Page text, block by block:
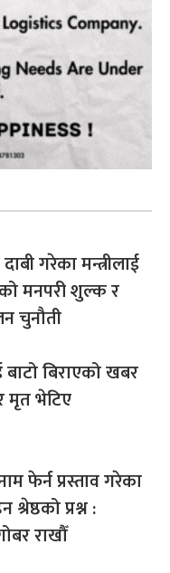
गरेका मन्त्रीलाई
मनपरी शुल्क र
चुनौती
बिराएको खबर
मृत भेटिए
फेर्न प्रस्ताव गरेका
प्रश्न :
राखौँ